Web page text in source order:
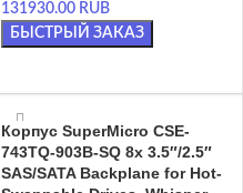
131930.00 RUB
БЫСТРЫЙ ЗАКАЗ
Корпус SuperMicro CSE-
743TQ-903B-SQ 8x 3.5″/2.5″
SAS/SATA Backplane for Hot-